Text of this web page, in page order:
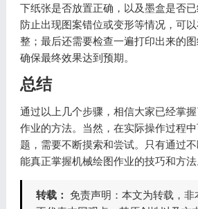
下纸张是否放置正确，以及墨盒是否
防止出现图案错位或变形等情况，可
整；最后还需要检查一遍打印出来的
确保最终效果达到预期。
总结
通过以上几个步骤，相信大家已经掌
作业的方法。当然，在实际操作过程
题，需要不断摸索和尝试。只有通过
能真正掌握机械绘图作业的技巧和方法
转载： 免责声明：本文为转载，非